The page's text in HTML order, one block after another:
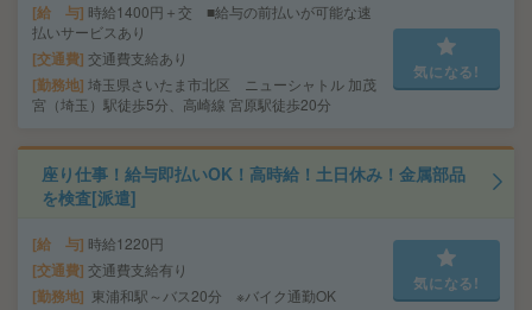
給 与 時給1400円＋交 ■給与の前払いが可能な速
払いサービスあり
交通費 交通費支給あり
勤務地 埼玉県さいたま市北区 ニューシャトル 加茂
宮（埼玉）駅徒歩5分、高崎線 宮原駅徒歩20分
気になる!
座り仕事！給与即払いOK！高時給！土日休み！金属部品
を検査[派遣]
給 与 時給1220円
交通費 交通費支給有り
勤務地 東浦和駅～バス20分 ※バイク通勤OK
気になる!